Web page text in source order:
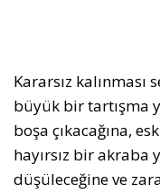
Kararsız
büyük bir tartışma
boşa çıkacağına,
hayırsız bir
düşüleceğine ve